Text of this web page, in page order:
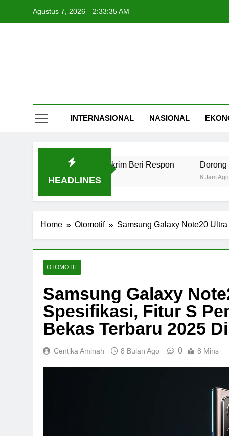
Agustus 7, 2026 2:33:36 AM
INTERNASIONAL NASIONAL
HEADLINES
Bareskrim Beri Respon Dorong Sistem
Home Otomotif Samsung Galaxy Note20
OTOMOTIF
Samsung Galaxy
Spesifikasi, Fitur S
Bekas Terbaru 2025
Centika Aminah 8 Bulan Ago 0 8 Mins